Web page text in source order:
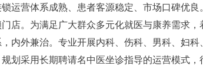
运营体系成熟、患者客源稳定、市场口碑优良
。为满足广大群众多元化就医与康养需求，
内外兼治。专业开展内科、伤科、男科、妇
采用长期聘请名中医坐诊指导的运营模式，